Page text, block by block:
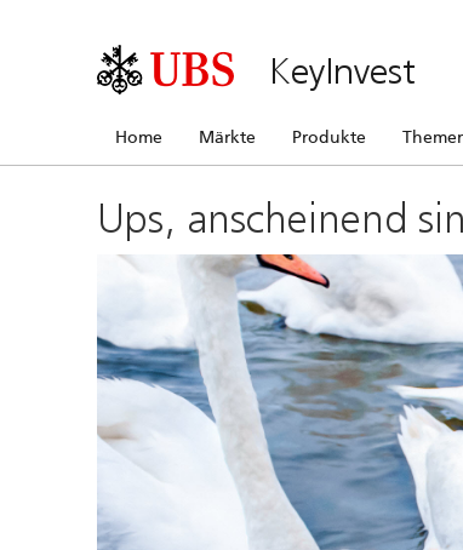
KeyInvest
Home Märkte Produkte
Ups, anscheinend